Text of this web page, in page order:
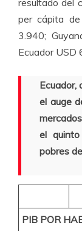
per cápita
3.940;
Ecuador USD
Ecuador,
el auge
el
pobres
PIB POR